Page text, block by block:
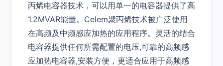
丙烯电容器技术，可以用单一的电容器提供了高
1.2MVAR能量。Celem聚丙烯技术被广泛使用
在高频及中频感应加热的应用程序。灵活的结合
电容器提供任何所需配置的电压,可靠的高频感
应加热电容器,安装方便，更适合应用于高频感